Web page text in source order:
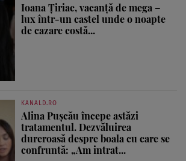
Ioana Țiriac, vacanță de mega –
lux într-un castel unde o noapte
de cazare costă...
KANALD.RO
Alina Pușcău începe astăzi
tratamentul. Dezvăluirea
dureroasă despre boala cu care se
confruntă: „Am intrat...